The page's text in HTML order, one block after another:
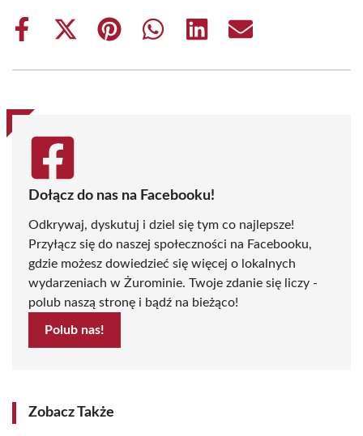
Share
Share
(Twitter)
Share
Share
Share
Share
Dołącz do nas na Facebooku!
Odkrywaj, dyskutuj i dziel się tym co najlepsze!
Przyłącz się do naszej społeczności na Facebooku,
gdzie możesz dowiedzieć się więcej o lokalnych
wydarzeniach w Żurominie. Twoje zdanie się liczy -
polub naszą stronę i bądź na bieżąco!
Polub nas!
Zobacz Także